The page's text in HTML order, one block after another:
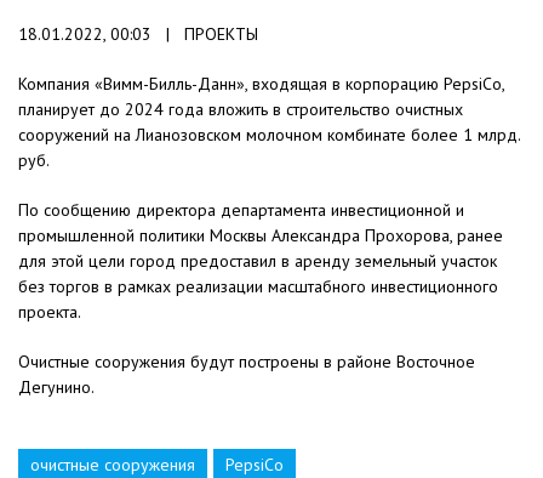
18.01.2022, 00:03 | ПРОЕКТЫ
Компания «Вимм-Билль-Данн», входящая в корпорацию PepsiCo,
планирует до 2024 года вложить в строительство очистных
сооружений на Лианозовском молочном комбинате более 1 млрд.
руб.
По сообщению директора департамента инвестиционной и
промышленной политики Москвы Александра Прохорова, ранее
для этой цели город предоставил в аренду земельный участок
без торгов в рамках реализации масштабного инвестиционного
проекта.
Очистные сооружения будут построены в районе Восточное
Дегунино.
очистные сооружения PepsiCo